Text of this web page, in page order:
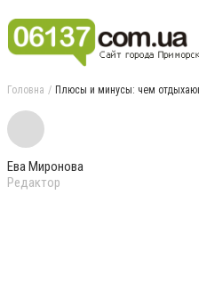
Головна Плюсы и минусы: чем
Ева Миронова
Редактор